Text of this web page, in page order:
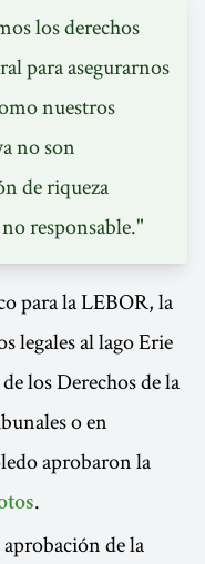
los derechos
para asegurarnos
nuestros
no son
de riqueza
responsable."
para la LEBOR, la
legales al lago Erie
los Derechos de la
o en
aprobaron la
.
aprobación de la